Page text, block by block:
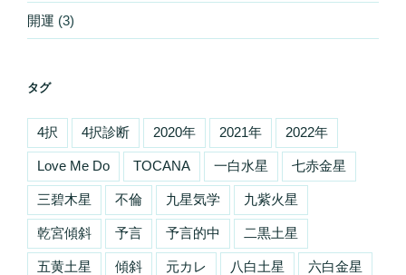
開運 (3)
タグ
4択 4択診断 2020年 2021年 2022年
Love Me Do TOCANA 一白水星 七赤金星
三碧木星 不倫 九星気学 九紫火星
乾宮傾斜 予言 予言的中 二黒土星
五黄土星 傾斜 元カレ 八白土星 六白金星